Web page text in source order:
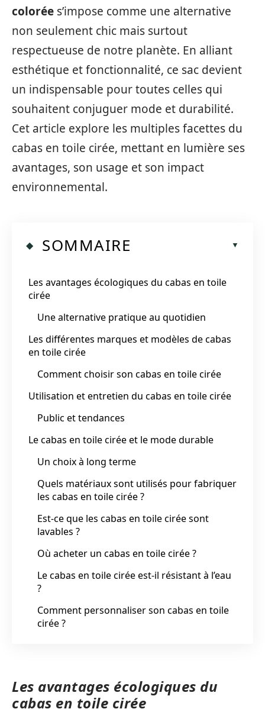
colorée s’impose comme une alternative
non seulement chic mais surtout
respectueuse de notre planète. En alliant
esthétique et fonctionnalité, ce sac devient
un indispensable pour toutes celles qui
souhaitent conjuguer mode et durabilité.
Cet article explore les multiples facettes du
cabas en toile cirée, mettant en lumière ses
avantages, son usage et son impact
environnemental.
SOMMAIRE
Les avantages écologiques du cabas en toile
cirée
Une alternative pratique au quotidien
Les différentes marques et modèles de cabas
en toile cirée
Comment choisir son cabas en toile cirée
Utilisation et entretien du cabas en toile cirée
Public et tendances
Le cabas en toile cirée et le mode durable
Un choix à long terme
Quels matériaux sont utilisés pour fabriquer
les cabas en toile cirée ?
Est-ce que les cabas en toile cirée sont
lavables ?
Où acheter un cabas en toile cirée ?
Le cabas en toile cirée est-il résistant à l’eau
?
Comment personnaliser son cabas en toile
cirée ?
Les avantages écologiques du
cabas en toile cirée